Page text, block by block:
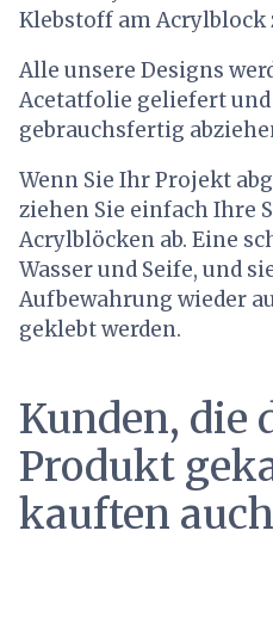
Klebstoff am Acrylblock
Alle unsere Designs
Acetatfolie geliefert
gebrauchsfertig
Wenn Sie Ihr Projekt
ziehen Sie einfach Ihre
Acrylblöcken ab. Eine
Wasser und Seife, und
Aufbewahrung wieder
geklebt werden.
Kunden, die
Produkt
kauften